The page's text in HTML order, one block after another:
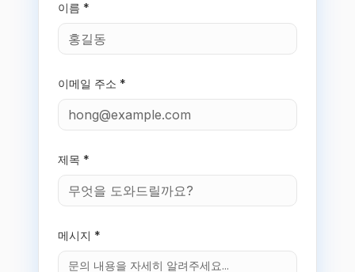
이름 *
이메일 주소 *
제목 *
메시지 *